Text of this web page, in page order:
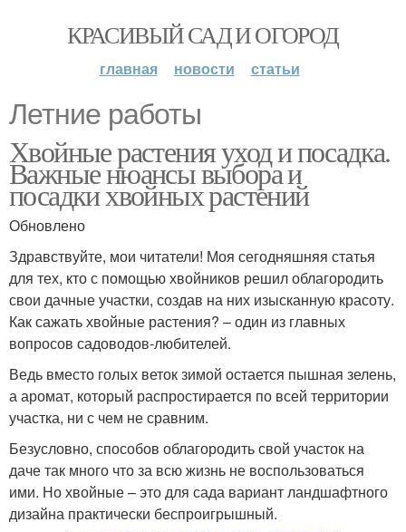
КРАСИВЫЙ САД И ОГОРОД
главная новости статьи
Летние работы
Хвойные растения уход и посадка.
Важные нюансы выбора и
посадки хвойных растений
Обновлено
Здравствуйте, мои читатели! Моя сегодняшняя статья
для тех, кто с помощью хвойников решил облагородить
свои дачные участки, создав на них изысканную красоту.
Как сажать хвойные растения? – один из главных
вопросов садоводов-любителей.
Ведь вместо голых веток зимой остается пышная зелень,
а аромат, который распростирается по всей территории
участка, ни с чем не сравним.
Безусловно, способов облагородить свой участок на
даче так много что за всю жизнь не воспользоваться
ими. Но хвойные – это для сада вариант ландшафтного
дизайна практически беспроигрышный.